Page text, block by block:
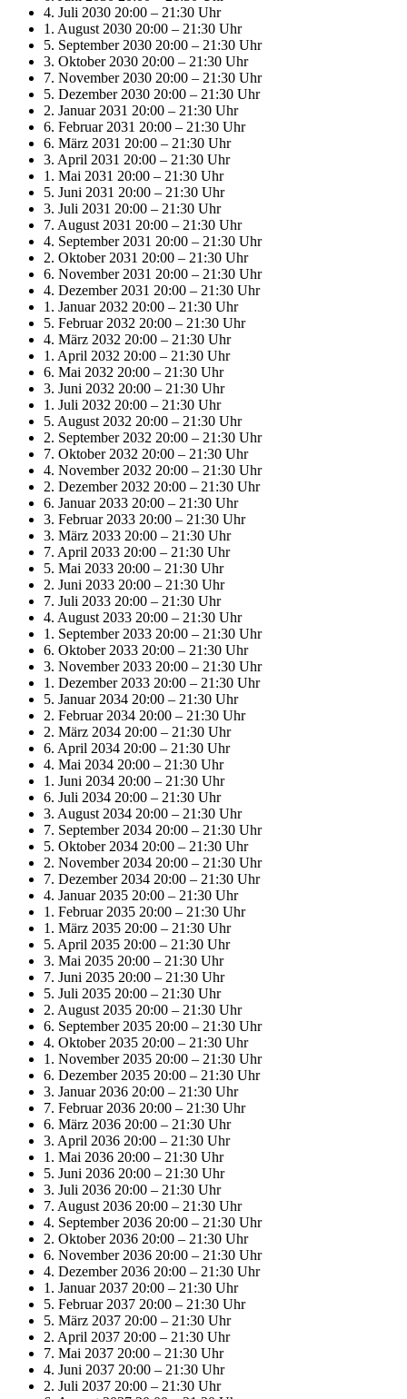
4. Juli 2030 20:00 – 21:30 Uhr
1. August 2030 20:00 – 21:30 Uhr
5. September 2030 20:00 – 21:30 Uhr
3. Oktober 2030 20:00 – 21:30 Uhr
7. November 2030 20:00 – 21:30 Uhr
5. Dezember 2030 20:00 – 21:30 Uhr
2. Januar 2031 20:00 – 21:30 Uhr
6. Februar 2031 20:00 – 21:30 Uhr
6. März 2031 20:00 – 21:30 Uhr
3. April 2031 20:00 – 21:30 Uhr
1. Mai 2031 20:00 – 21:30 Uhr
5. Juni 2031 20:00 – 21:30 Uhr
3. Juli 2031 20:00 – 21:30 Uhr
7. August 2031 20:00 – 21:30 Uhr
4. September 2031 20:00 – 21:30 Uhr
2. Oktober 2031 20:00 – 21:30 Uhr
6. November 2031 20:00 – 21:30 Uhr
4. Dezember 2031 20:00 – 21:30 Uhr
1. Januar 2032 20:00 – 21:30 Uhr
5. Februar 2032 20:00 – 21:30 Uhr
4. März 2032 20:00 – 21:30 Uhr
1. April 2032 20:00 – 21:30 Uhr
6. Mai 2032 20:00 – 21:30 Uhr
3. Juni 2032 20:00 – 21:30 Uhr
1. Juli 2032 20:00 – 21:30 Uhr
5. August 2032 20:00 – 21:30 Uhr
2. September 2032 20:00 – 21:30 Uhr
7. Oktober 2032 20:00 – 21:30 Uhr
4. November 2032 20:00 – 21:30 Uhr
2. Dezember 2032 20:00 – 21:30 Uhr
6. Januar 2033 20:00 – 21:30 Uhr
3. Februar 2033 20:00 – 21:30 Uhr
3. März 2033 20:00 – 21:30 Uhr
7. April 2033 20:00 – 21:30 Uhr
5. Mai 2033 20:00 – 21:30 Uhr
2. Juni 2033 20:00 – 21:30 Uhr
7. Juli 2033 20:00 – 21:30 Uhr
4. August 2033 20:00 – 21:30 Uhr
1. September 2033 20:00 – 21:30 Uhr
6. Oktober 2033 20:00 – 21:30 Uhr
3. November 2033 20:00 – 21:30 Uhr
1. Dezember 2033 20:00 – 21:30 Uhr
5. Januar 2034 20:00 – 21:30 Uhr
2. Februar 2034 20:00 – 21:30 Uhr
2. März 2034 20:00 – 21:30 Uhr
6. April 2034 20:00 – 21:30 Uhr
4. Mai 2034 20:00 – 21:30 Uhr
1. Juni 2034 20:00 – 21:30 Uhr
6. Juli 2034 20:00 – 21:30 Uhr
3. August 2034 20:00 – 21:30 Uhr
7. September 2034 20:00 – 21:30 Uhr
5. Oktober 2034 20:00 – 21:30 Uhr
2. November 2034 20:00 – 21:30 Uhr
7. Dezember 2034 20:00 – 21:30 Uhr
4. Januar 2035 20:00 – 21:30 Uhr
1. Februar 2035 20:00 – 21:30 Uhr
1. März 2035 20:00 – 21:30 Uhr
5. April 2035 20:00 – 21:30 Uhr
3. Mai 2035 20:00 – 21:30 Uhr
7. Juni 2035 20:00 – 21:30 Uhr
5. Juli 2035 20:00 – 21:30 Uhr
2. August 2035 20:00 – 21:30 Uhr
6. September 2035 20:00 – 21:30 Uhr
4. Oktober 2035 20:00 – 21:30 Uhr
1. November 2035 20:00 – 21:30 Uhr
6. Dezember 2035 20:00 – 21:30 Uhr
3. Januar 2036 20:00 – 21:30 Uhr
7. Februar 2036 20:00 – 21:30 Uhr
6. März 2036 20:00 – 21:30 Uhr
3. April 2036 20:00 – 21:30 Uhr
1. Mai 2036 20:00 – 21:30 Uhr
5. Juni 2036 20:00 – 21:30 Uhr
3. Juli 2036 20:00 – 21:30 Uhr
7. August 2036 20:00 – 21:30 Uhr
4. September 2036 20:00 – 21:30 Uhr
2. Oktober 2036 20:00 – 21:30 Uhr
6. November 2036 20:00 – 21:30 Uhr
4. Dezember 2036 20:00 – 21:30 Uhr
1. Januar 2037 20:00 – 21:30 Uhr
5. Februar 2037 20:00 – 21:30 Uhr
5. März 2037 20:00 – 21:30 Uhr
2. April 2037 20:00 – 21:30 Uhr
7. Mai 2037 20:00 – 21:30 Uhr
4. Juni 2037 20:00 – 21:30 Uhr
2. Juli 2037 20:00 – 21:30 Uhr